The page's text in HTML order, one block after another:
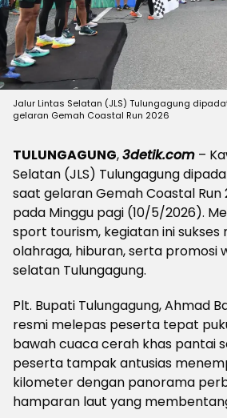
Jalur Lintas Selatan (JLS) Tulungagung
gelaran Gemah Coastal Run 2026
TULUNGAGUNG,3detik.com –
Selatan (JLS) Tulungagung
saat gelaran Gemah Coastal Run
pada Minggu pagi (10/5/2026).
sport tourism, kegiatan ini sukses
olahraga, hiburan, serta promosi
selatan Tulungagung.
Plt. Bupati Tulungagung, Ahmad
resmi melepas peserta tepat
bawah cuaca cerah khas pantai
peserta tampak antusias
kilometer dengan panorama
hamparan laut yang